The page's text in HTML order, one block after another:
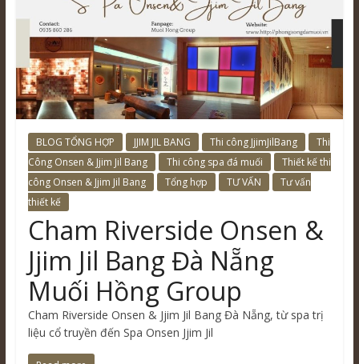
BLOG TỔNG HỢP JJIM JIL BANG Thi công JjimJilBang
Thi
Công Onsen & Jjim Jil Bang
Thi công spa đá muối
Thiết kế thi
công Onsen & Jjim Jil Bang
Tổng hợp TƯ VẤN
Tư vấn
thiết kế
Cham Riverside Onsen &
Jjim Jil Bang Đà Nẵng
Muối Hồng Group
Cham Riverside Onsen & Jjim Jil Bang Đà Nẵng, từ spa trị
liệu cổ truyền đến Spa Onsen Jjim Jil